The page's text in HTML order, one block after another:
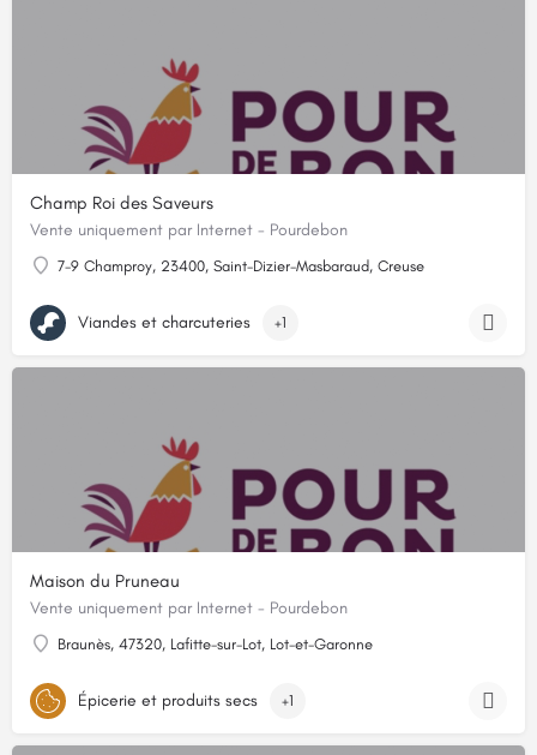
Champ Roi des Saveurs
Vente uniquement par Internet - Pourdebon
7-9 Champroy, 23400, Saint-Dizier-Masbaraud, Creuse
Viandes et charcuteries +1
Maison du Pruneau
Vente uniquement par Internet - Pourdebon
Braunès, 47320, Lafitte-sur-Lot, Lot-et-Garonne
Épicerie et produits secs +1